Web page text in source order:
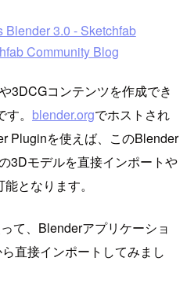
Blender 3.0 - Sketchfab
Community Blog
3DCGコンテンツを作成でき
。 blender.orgでホストされ
Pluginを使えば、このBlender
3Dモデルを直接インポートや
となります。
て、Blenderアプリケーショ
直接インポートしてみまし